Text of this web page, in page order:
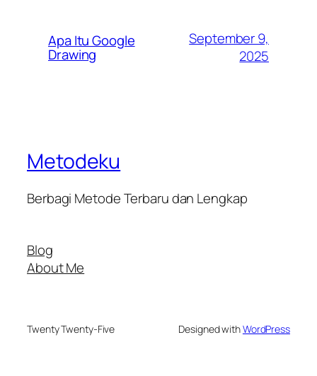
Apa Itu Google
Drawing
September 9,
2025
Metodeku
Berbagi Metode Terbaru dan Lengkap
Blog
About Me
Twenty Twenty-Five Designed withWordPress